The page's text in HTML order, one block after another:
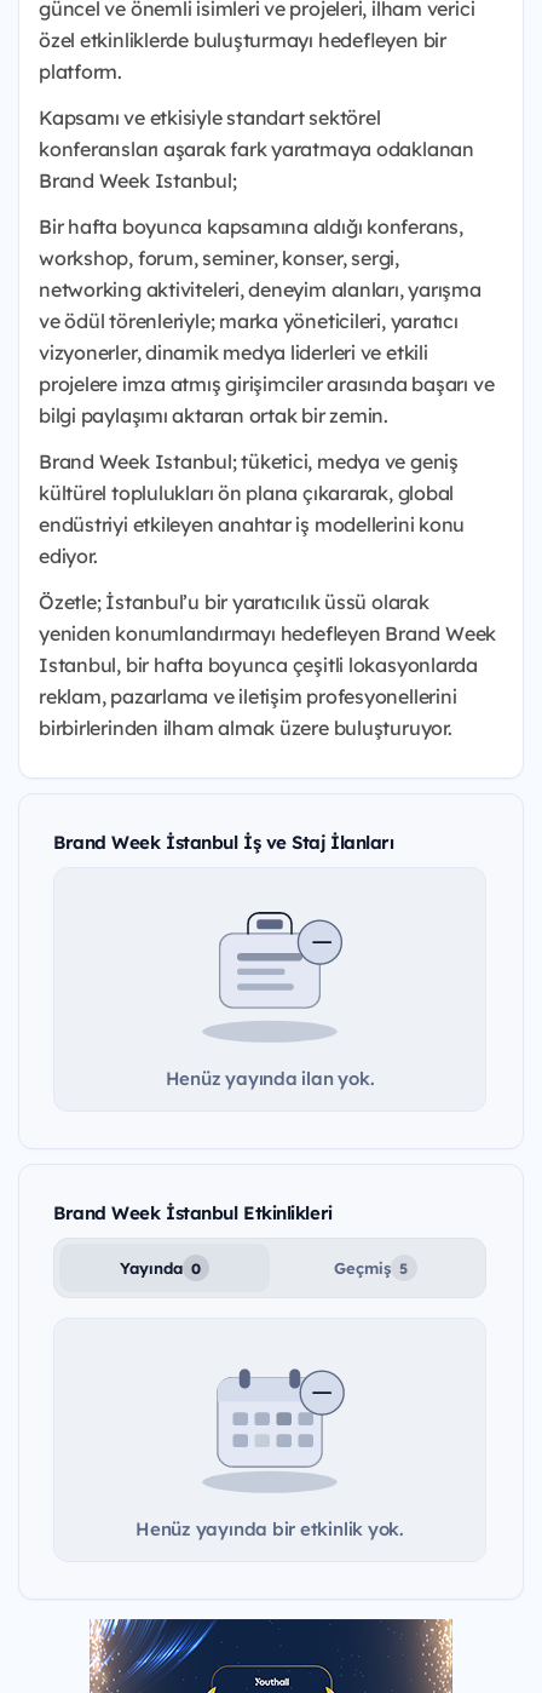
güncel ve önemli isimleri ve projeleri, ilham verici
özel etkinliklerde buluşturmayı hedefleyen bir
platform.
Kapsamı ve etkisiyle standart sektörel
konferansları aşarak fark yaratmaya odaklanan
Brand Week Istanbul;
Bir hafta boyunca kapsamına aldığı konferans,
workshop, forum, seminer, konser, sergi,
networking aktiviteleri, deneyim alanları, yarışma
ve ödül törenleriyle; marka yöneticileri, yaratıcı
vizyonerler, dinamik medya liderleri ve etkili
projelere imza atmış girişimciler arasında başarı ve
bilgi paylaşımı aktaran ortak bir zemin.
Brand Week Istanbul; tüketici, medya ve geniş
kültürel toplulukları ön plana çıkararak, global
endüstriyi etkileyen anahtar iş modellerini konu
ediyor.
Özetle; İstanbul’u bir yaratıcılık üssü olarak
yeniden konumlandırmayı hedefleyen Brand Week
Istanbul, bir hafta boyunca çeşitli lokasyonlarda
reklam, pazarlama ve iletişim profesyonellerini
birbirlerinden ilham almak üzere buluşturuyor.
Brand Week İstanbul İş ve Staj İlanları
Henüz yayında ilan yok.
Brand Week İstanbul Etkinlikleri
Yayında 0 Geçmiş 5
Henüz yayında bir etkinlik yok.